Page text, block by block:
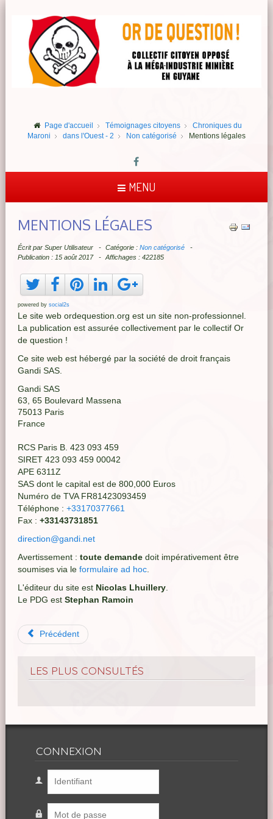
Page d'accueil Témoignages citoyens
Chroniques du
Maroni
dans l'Ouest - 2 Non catégorisé Mentions légales
MENU
MENTIONS LÉGALES
Écrit par Super Utilisateur Catégorie : Non catégorisé
Publication : 15 août 2017
Affichages : 422185
powered by social2s
Le site web ordequestion.org est un site non-professionnel.
La publication est assurée collectivement par le collectif Or
de question !
Ce site web est hébergé par la société de droit français
Gandi SAS.
Gandi SAS
63, 65 Boulevard Massena
75013 Paris
France
RCS Paris B. 423 093 459
SIRET 423 093 459 00042
APE 6311Z
SAS dont le capital est de 800,000 Euros
Numéro de TVA FR81423093459
Téléphone : +33170377661
Fax : +33143731851
direction@gandi.net
Avertissement : toute demande doit impérativement être
soumises via le formulaire ad hoc.
L'éditeur du site est Nicolas Lhuillery.
Le PDG est Stephan Ramoin
Précédent
LES PLUS CONSULTÉS
CONNEXION